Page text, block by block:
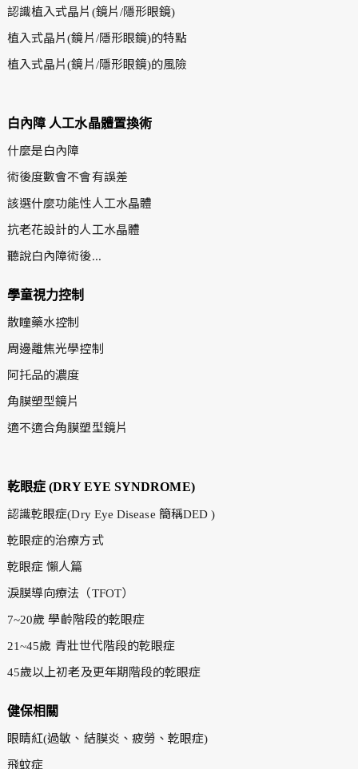
認識植入式晶片(鏡片/隱形眼鏡)
植入式晶片(鏡片/隱形眼鏡)的特點
植入式晶片(鏡片/隱形眼鏡)的風險
白內障 人工水晶體置換術
什麼是白內障
術後度數會不會有誤差
該選什麼功能性人工水晶體
抗老花設計的人工水晶體
聽說白內障術後...
學童視力控制
散瞳藥水控制
周邊離焦光學控制
阿托品的濃度
角膜塑型鏡片
適不適合角膜塑型鏡片
乾眼症 (DRY EYE SYNDROME)
認識乾眼症(Dry Eye Disease 簡稱DED )
乾眼症的治療方式
乾眼症 懶人篇
淚膜導向療法（TFOT）
7~20歲 學齡階段的乾眼症
21~45歲 青壯世代階段的乾眼症
45歲以上初老及更年期階段的乾眼症
健保相關
眼睛紅(過敏、結膜炎、疲勞、乾眼症)
飛蚊症